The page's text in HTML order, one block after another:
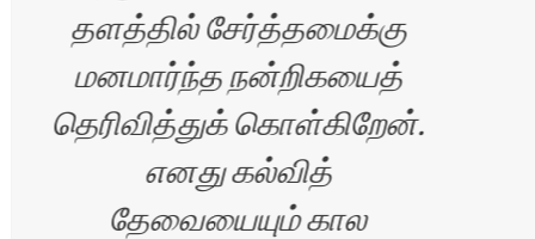
தளத்தில் சேர்த்தமைக்கு
மனமார்ந்த நன்றிகயைத்
தெரிவித்துக் கொள்கிறேன்.
எனது கல்வித்
தேவையையும் கால